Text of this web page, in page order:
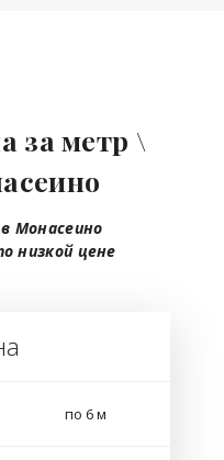
за метр \
Монасеино
низкой цене
по 6 м